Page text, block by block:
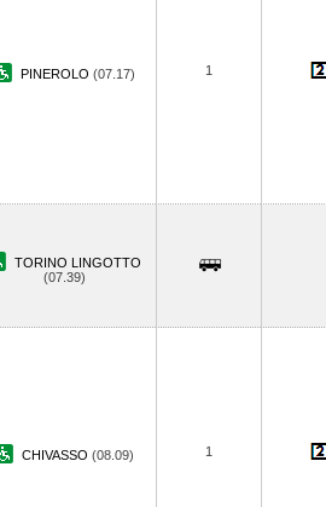
PINEROLO (07.17) 1
TORINO LINGOTTO
(07.39)
CHIVASSO (08.09) 1